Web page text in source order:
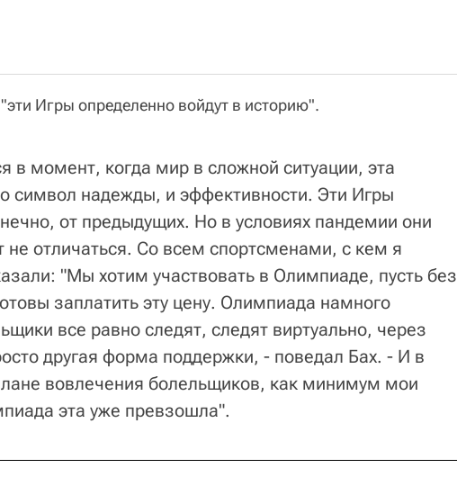
Игры определенно войдут в историю".
в момент, когда мир в сложной ситуации, эта
символ надежды, и эффективности. Эти Игры
от предыдущих. Но в условиях пандемии они
не отличаться. Со всем спортсменами, с кем я
"Мы хотим участвовать в Олимпиаде, пусть без
заплатить эту цену. Олимпиада намного
все равно следят, следят виртуально, через
другая форма поддержки, - поведал Бах. - И в
вовлечения болельщиков, как минимум мои
эта уже превзошла".